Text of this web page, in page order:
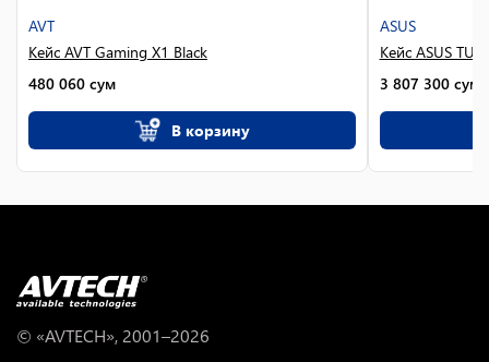
AVT
Кейс AVT Gaming X1 Black
480 060 сум
В корзину
ASUS
Кейс ASUS
3 807 300 сум
© «AVTECH», 2001–2026